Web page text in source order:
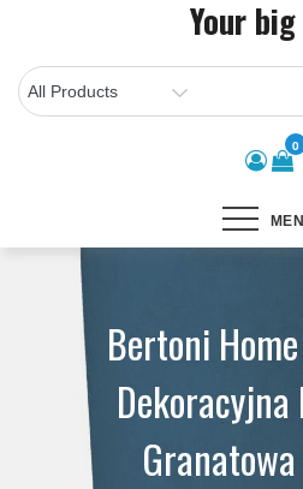
content
Your
0
Bertoni
Dekoracyjna